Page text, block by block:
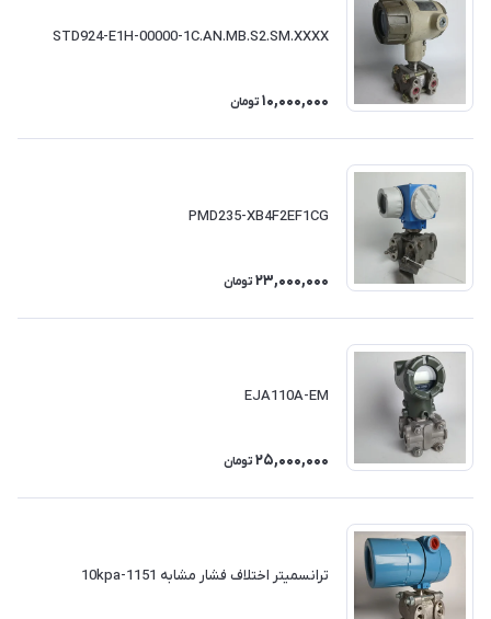
STD924-E1H-00000-1C.AN.MB.S2.SM.XXXX
10,000,000 تومان
PMD235-XB4F2EF1CG
23,000,000 تومان
EJA110A-EM
25,000,000 تومان
ترانسمیتر اختلاف فشار مشابه 1151-10kpa